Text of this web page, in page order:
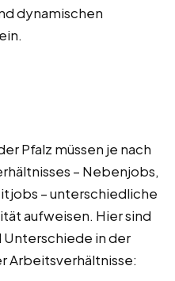
dynamischen
Pfalz müssen je nach
– Nebenjobs,
– unterschiedliche
aufweisen. Hier sind
in der
Arbeitsverhältnisse: